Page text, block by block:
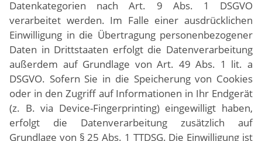
Datenkategorien nach Art. 9 Abs. 1 DSGVO
verarbeitet werden. Im Falle einer ausdrücklichen
Einwilligung in die Übertragung personenbezogener
Daten in Drittstaaten erfolgt die Datenverarbeitung
außerdem auf Grundlage von Art. 49 Abs. 1 lit. a
DSGVO. Sofern Sie in die Speicherung von Cookies
oder in den Zugriff auf Informationen in Ihr Endgerät
(z. B. via Device-Fingerprinting) eingewilligt haben,
erfolgt die Datenverarbeitung zusätzlich auf
Grundlage von § 25 Abs. 1 TTDSG. Die Einwilligung ist